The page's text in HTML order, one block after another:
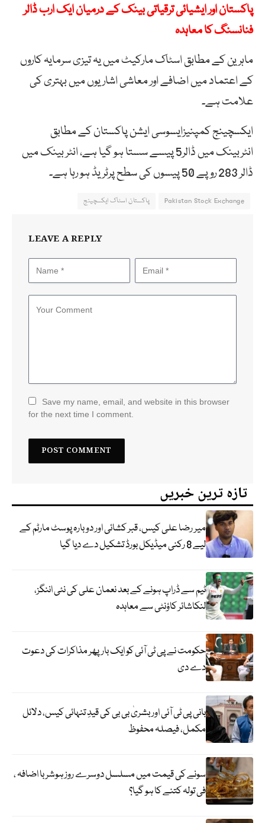
پاکستان اور ایشیائی ترقیاتی بینک کے درمیان ایک ارب ڈالر
فنانسنگ کا معاہدہ
ماہرین کے مطابق اسٹاک مارکیٹ میں یہ تیزی سرمایہ کاروں
کے اعتماد میں اضافے اور معاشی اشاریوں میں بہتری کی
علامت ہے۔
ایکسچینج کمپنیزایسوسی ایشن پاکستان کے مطابق
انٹربینک میں ڈالر5 پیسے سستا ہو گیا ہے، انٹر بینک میں
ڈالر 283 روپے 50 پیسوں کی سطح پرٹریڈ ہو رہا ہے۔
Pakistan Stock Exchange پاکستان اسٹاک ایکسچینج
LEAVE A REPLY
Save my name, email, and website in this browser
for the next time I comment.
تازہ ترین خبریں
میر رضا علی کیس، قبر کشائی اور دوبارہ پوسٹ مارٹم کے
لیے 8 رکنی میڈیکل بورڈ تشکیل دے دیا گیا
ٹیم سے ڈراپ ہونے کے بعد نعمان علی کی نئی اننگز،
لنکاشائر کاؤنٹی سے معاہدہ
حکومت نے پی ٹی آئی کو ایک بارپھر مذاکرات کی دعوت
دے دی
بانی پی ٹی آئی اور بشریٰ بی بی کی قیدِ تنہائی کیس، دلائل
مکمل، فیصلہ محفوظ
سونے کی قیمت میں مسلسل دوسرے روز ہوشربا اضافہ ،
فی تولہ کتنے کا ہو گیا؟